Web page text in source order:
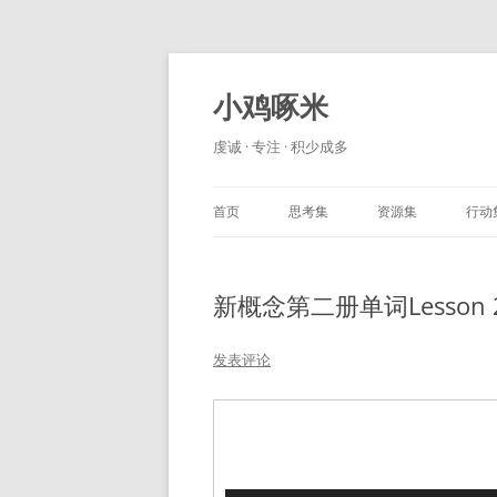
小鸡啄米
虔诚 · 专注 · 积少成多
首页 思考集 资源集 行动
新概念第二册单词Lesson
发表评论